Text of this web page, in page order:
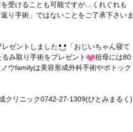
受けることも可能ですが…くれぐれも
り手術」ではないことをご了承下さいま
ゼントしました
「おじいちゃん寝て
み取り手術をプレゼント
祖母には80
ウfamilyは美容形成外科手術やボトック
クリニック0742-27-1309(ひとみまるく)